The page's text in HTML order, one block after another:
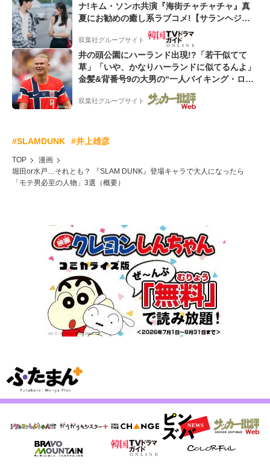
ナ!キム・ソンホ共演『海街チャチャチャ』真
夏にお勧めの癒し系ラブコメ!【サランヘジョ
双葉社グループサイト
井の頭公園にハーランド出現!?「若干似てて
草」「いや、かなりハーランドに似てるんよ」
金髪&背番号9の大男の“一人バイキング・ロ
ー”映像が話題!「元気をもらった」
双葉社グループサイト
#SLAMDUNK #井上雄彦
TOP
漫画
堀田or水戸…それとも？ 『SLAM DUNK』登場キャラで大人になったら
「モテ男必至の人物」3選（概要）